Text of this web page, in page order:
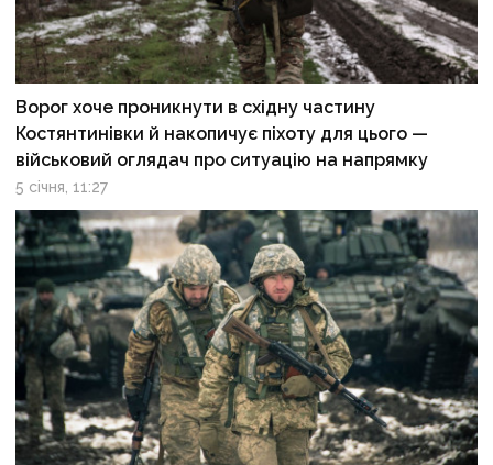
Ворог хоче проникнути в східну частину
Костянтинівки й накопичує піхоту для цього —
військовий оглядач про ситуацію на напрямку
5 січня, 11:27